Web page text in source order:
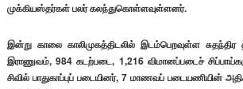
முக்கியஸ்தர்கள் பலர் கலந்துகொள்ளவுள்ளனர்.
இன்று காலை காலிமுகத்திடலில் இடம்பெறவுள்ள
இராணுவம், 984 கடற்படை, 1,216 விமானப்படைச்
சிவில் பாதுகாப்புப் படையினர், 7 மாணவப் படையணியின்